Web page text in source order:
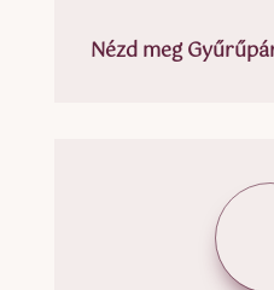
Nézd meg